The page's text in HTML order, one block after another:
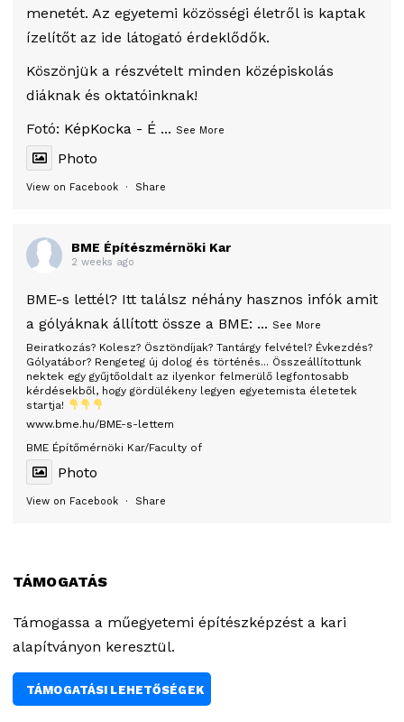
menetét. Az egyetemi közösségi életről is kaptak
ízelítőt az ide látogató érdeklődők.
Köszönjük a részvételt minden középiskolás
diáknak és oktatóinknak!
Fotó: KépKocka - É ... See More
Photo
View on Facebook · Share
BME Építészmérnöki Kar
2 weeks ago
BME-s lettél? Itt találsz néhány hasznos infók amit
a gólyáknak állított össze a BME:
Beiratkozás? Kolesz? Ösztöndíjak? Tantárgy felvétel? Évkezdés?
Gólyatábor? Rengeteg új dolog és történés... Összeállítottunk
nektek egy gyűjtőoldalt az ilyenkor felmerülő legfontosabb
kérdésekből, hogy gördülékeny legyen egyetemista életetek
startja!
www.bme.hu/BME-s-lettem
BME Építőmérnöki Kar/Faculty of
... See More
Photo
View on Facebook · Share
TÁMOGATÁS
Támogassa a műegyetemi építészképzést a kari
alapítványon keresztül.
TÁMOGATÁSI LEHETŐSÉGEK